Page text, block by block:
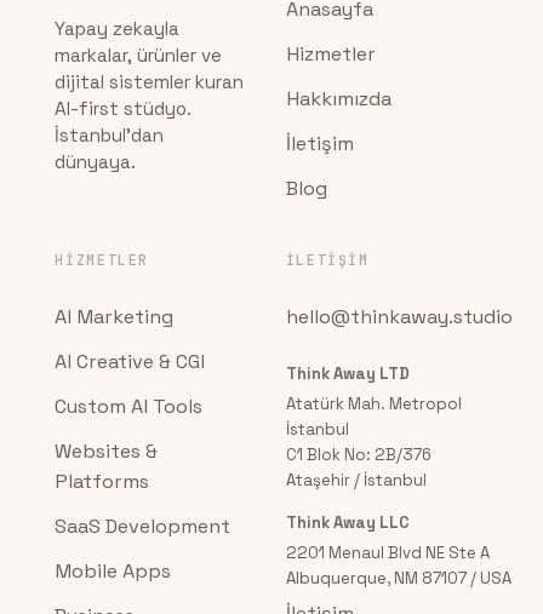
Yapay zekayla
markalar, ürünler ve
dijital sistemler kuran
AI-first stüdyo.
İstanbul'dan
dünyaya.
Anasayfa
Hizmetler
Hakkımızda
İletişim
Blog
HIZMETLER
AI Marketing
AI Creative & CGI
Custom AI Tools
Websites &
Platforms
SaaS Development
Mobile Apps
İLETIŞIM
hello@thinkaway.studio
Think Away LTD
Atatürk Mah. Metropol
İstanbul
C1 Blok No: 2B/376
Ataşehir / İstanbul
Think Away LLC
2201 Menaul Blvd NE Ste A
Albuquerque, NM 87107 / USA